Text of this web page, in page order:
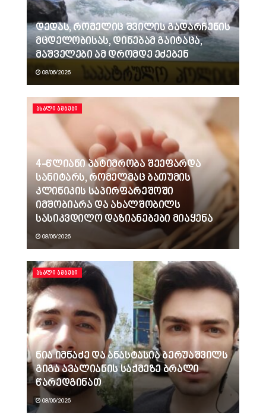
დედას, რომელიც შვილის გადარჩენის
მცდელობისას, დინებამ გაიტაცა,
მაშველები ამ დრომდე ეძებენ
08/06/2026
ᲐᲮᲐᲚᲘ ᲐᲛᲑᲔᲑᲘ
4-წლიანი პატიმრობა შეეფარდა
სანიტარს, რომელმაც ბათუმის
კლინიკის საპირფარეშოში
იმშობიარა და ახალშობილს
სასიკვდილო დაზიანებები მიაყენა
08/06/2026
ᲐᲮᲐᲚᲘ ᲐᲛᲑᲔᲑᲘ
ნია იმნაძე და ანასტასია ბერუაშვილს
გიგა ავალიანის საქმეზე ბრალი
წარედგინათ
08/06/2026